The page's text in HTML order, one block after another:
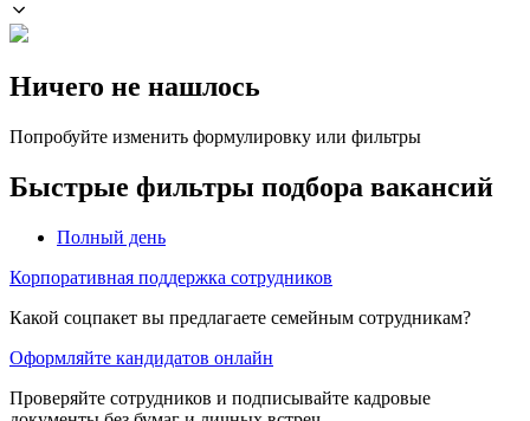
Ничего не нашлось
Попробуйте изменить формулировку или фильтры
Быстрые фильтры подбора вакансий
Полный день
Корпоративная поддержка сотрудников
Какой соцпакет вы предлагаете семейным сотрудникам?
Оформляйте кандидатов онлайн
Проверяйте сотрудников и подписывайте кадровые